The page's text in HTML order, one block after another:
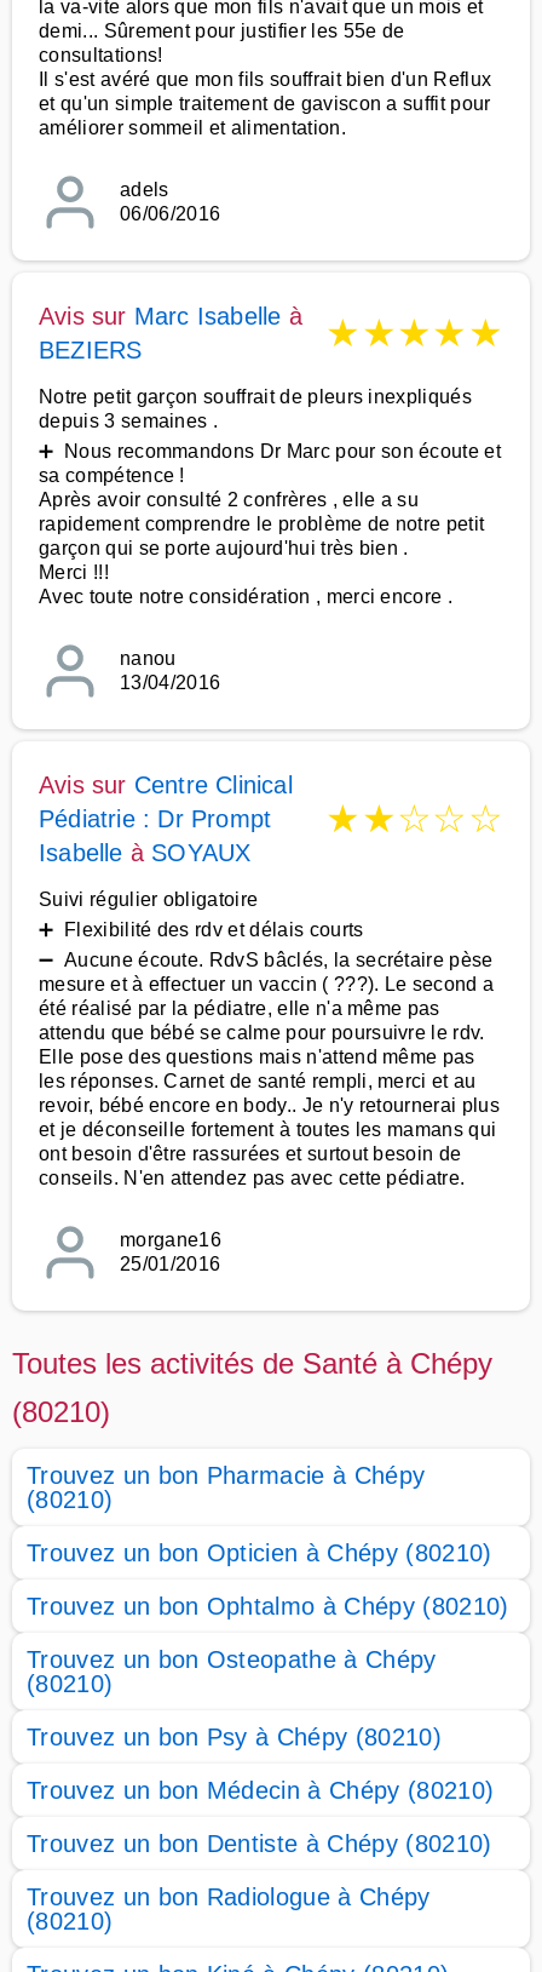
la va-vite alors que mon fils n'avait que un mois et
demi... Sûrement pour justifier les 55e de
consultations!
Il s'est avéré que mon fils souffrait bien d'un Reflux
et qu'un simple traitement de gaviscon a suffit pour
améliorer sommeil et alimentation.
adels
06/06/2016
Avis sur Marc Isabelle à
BEZIERS
★★★★★
Notre petit garçon souffrait de pleurs inexpliqués
depuis 3 semaines .
➕ Nous recommandons Dr Marc pour son écoute et
sa compétence !
Après avoir consulté 2 confrères , elle a su
rapidement comprendre le problème de notre petit
garçon qui se porte aujourd'hui très bien .
Merci !!!
Avec toute notre considération , merci encore .
nanou
13/04/2016
Avis sur Centre Clinical
Pédiatrie : Dr Prompt
Isabelle à SOYAUX
★★☆☆☆
Suivi régulier obligatoire
➕ Flexibilité des rdv et délais courts
➖ Aucune écoute. RdvS bâclés, la secrétaire pèse
mesure et à effectuer un vaccin ( ???). Le second a
été réalisé par la pédiatre, elle n'a même pas
attendu que bébé se calme pour poursuivre le rdv.
Elle pose des questions mais n'attend même pas
les réponses. Carnet de santé rempli, merci et au
revoir, bébé encore en body.. Je n'y retournerai plus
et je déconseille fortement à toutes les mamans qui
ont besoin d'être rassurées et surtout besoin de
conseils. N'en attendez pas avec cette pédiatre.
morgane16
25/01/2016
Toutes les activités de Santé à Chépy
(80210)
Trouvez un bon Pharmacie à Chépy
(80210)
Trouvez un bon Opticien à Chépy (80210)
Trouvez un bon Ophtalmo à Chépy (80210)
Trouvez un bon Osteopathe à Chépy
(80210)
Trouvez un bon Psy à Chépy (80210)
Trouvez un bon Médecin à Chépy (80210)
Trouvez un bon Dentiste à Chépy (80210)
Trouvez un bon Radiologue à Chépy
(80210)